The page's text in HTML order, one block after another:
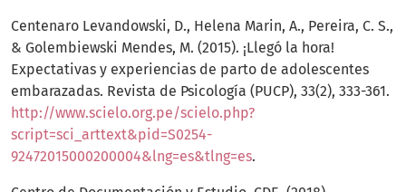
Centenaro Levandowski, D., Helena Marin, A., Pereira, C. S.,
& Golembiewski Mendes, M. (2015). ¡Llegó la hora!
Expectativas y experiencias de parto de adolescentes
embarazadas. Revista de Psicología (PUCP), 33(2), 333-361.
http://www.scielo.org.pe/scielo.php?
script=sci_arttext&pid=S0254-
92472015000200004&lng=es&tlng=es.